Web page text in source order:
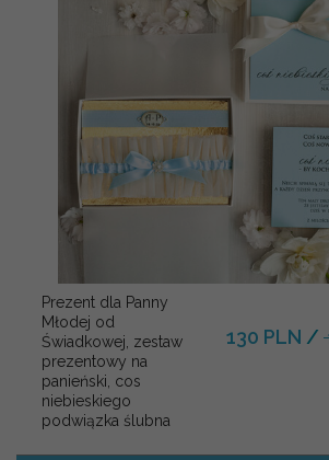
Prezent dla Panny
Młodej od
Świadkowej, zestaw
prezentowy na
panieński, cos
niebieskiego
podwiązka ślubna
130 PLN /